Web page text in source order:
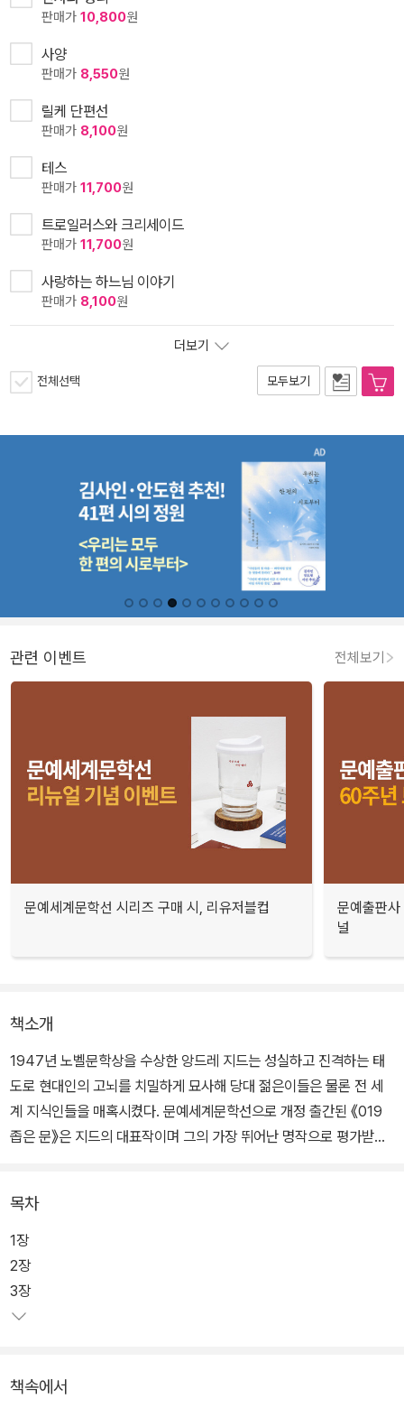
판매가 10,800원
사양
판매가 8,550원
릴케 단편선
판매가 8,100원
테스
판매가 11,700원
트로일러스와 크리세이드
판매가 11,700원
사랑하는 하느님 이야기
판매가 8,100원
더보기
전체선택 모두보기
관련 이벤트 전체보기
문예세계문학선 시리즈 구매 시, 리유저블컵
문예출판
널
책소개
1947년 노벨문학상을 수상한 앙드레 지드는 성실하고 진격하는 태
도로 현대인의 고뇌를 치밀하게 묘사해 당대 젊은이들은 물론 전 세
계 지식인들을 매혹시켰다. 문예세계문학선으로 개정 출간된 《019
좁은 문》은 지드의 대표작이며 그의 가장 뛰어난 명작으로 평가받는
목차
1장
2장
3장
책속에서